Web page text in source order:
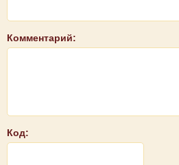
Комментарий:
Код: